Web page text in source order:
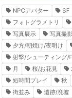
NPCアバター SF
フォトグラメトリ
写真展示
写真撮
夕方/朝焼け/夜明け
射撃/シューティング/
月
桜/お花見
短時間プレイ
秋
街並み
遺跡/廃墟